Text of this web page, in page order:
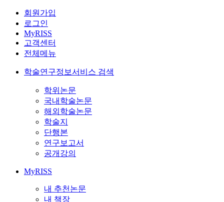
회원가입
로그인
MyRISS
고객센터
전체메뉴
학술연구정보서비스 검색
학위논문
국내학술논문
해외학술논문
학술지
단행본
연구보고서
공개강의
MyRISS
내 추천논문
내 책장